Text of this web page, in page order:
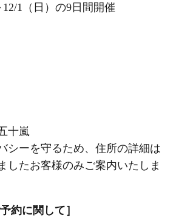
12/1（日）の9日間開催
十嵐
シーを守るため、住所の詳細は
したお客様のみご案内いたしま
約に関して］